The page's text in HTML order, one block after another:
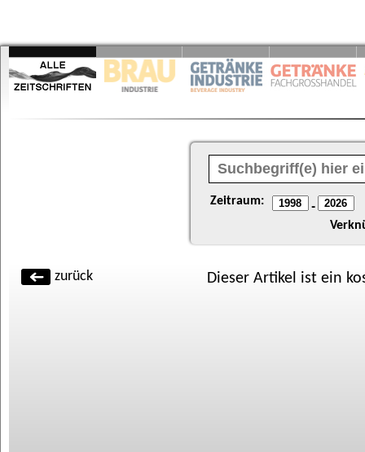
Zeitraum: -
zurück Dieser Artikel ist ein